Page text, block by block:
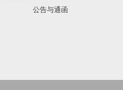
公告与通函